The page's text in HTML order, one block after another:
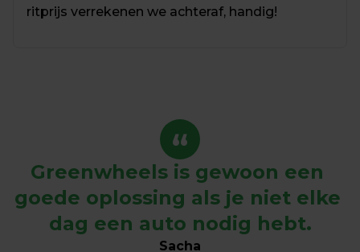
ritprijs verrekenen we achteraf, handig!
“
Greenwheels is gewoon een
goede oplossing als je niet elke
dag een auto nodig hebt.
Sacha